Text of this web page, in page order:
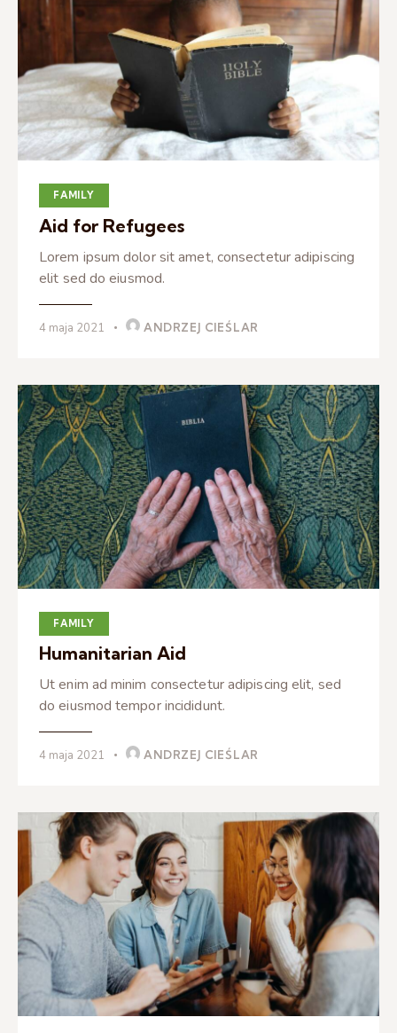
FAMILY
Aid for Refugees
Lorem ipsum dolor sit amet, consectetur adipiscing
elit sed do eiusmod.
4 maja 2021 ANDRZEJ CIEŚLAR
FAMILY
Humanitarian Aid
Ut enim ad minim consectetur adipiscing elit, sed
do eiusmod tempor incididunt.
4 maja 2021 ANDRZEJ CIEŚLAR